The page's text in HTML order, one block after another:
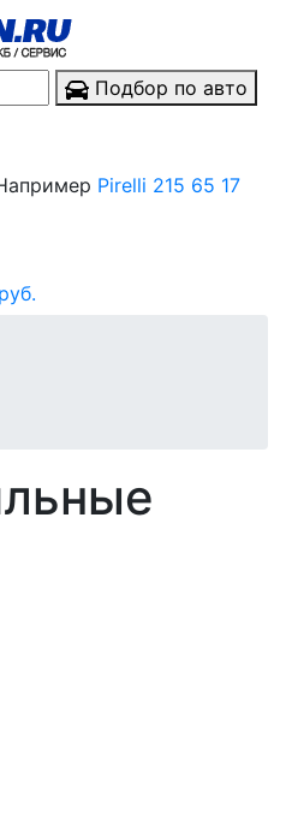
Подбор по авто
Pirelli 215 65 17